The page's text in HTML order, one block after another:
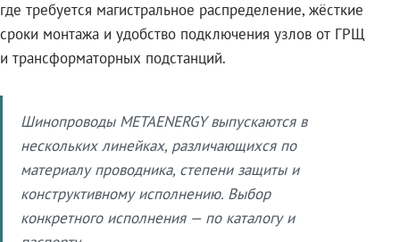
где требуется магистральное распределение, жёсткие
сроки монтажа и удобство подключения узлов от ГРЩ
и трансформаторных подстанций.
Шинопроводы METAENERGY выпускаются в
нескольких линейках, различающихся по
материалу проводника, степени защиты и
конструктивному исполнению. Выбор
конкретного исполнения — по каталогу и